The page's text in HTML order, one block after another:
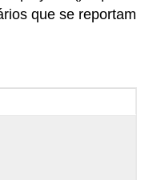
que se reportam